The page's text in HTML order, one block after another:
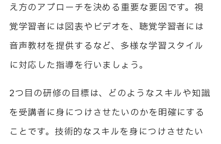
え方のアプローチを決める重要な要因です。視
覚学習者には図表やビデオを、聴覚学習者には
音声教材を提供するなど、多様な学習スタイル
に対応した指導を行いましょう。
2つ目の研修の目標は、どのようなスキルや知識
を受講者に身につけさせたいのかを明確にする
ことです。技術的なスキルを身につけさせたい